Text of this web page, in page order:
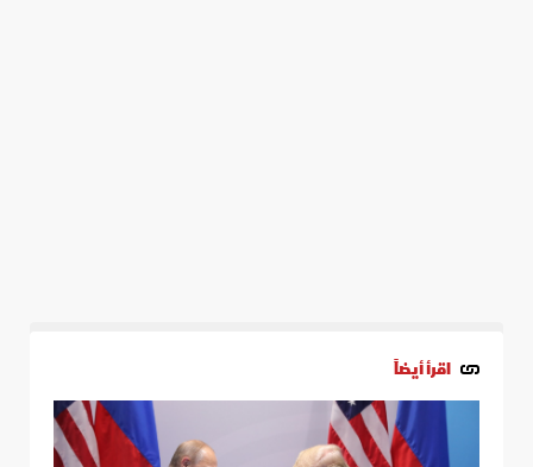
اقرأ أيضاً